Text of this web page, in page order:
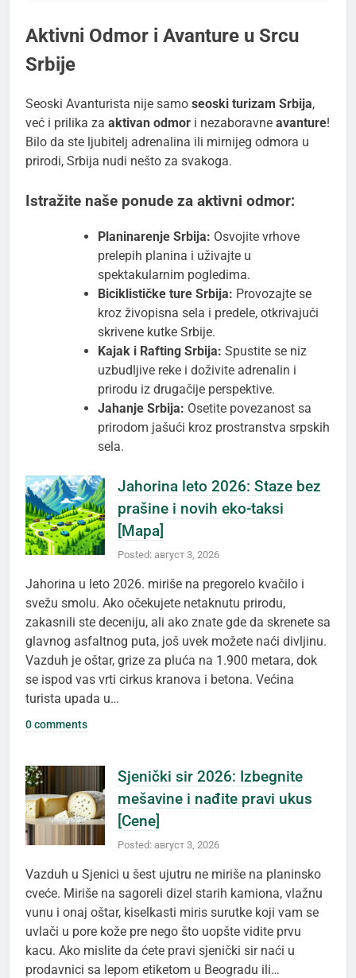
Aktivni Odmor i Avanture u Srcu
Srbije
Seoski Avanturista nije samo seoski turizam Srbija,
već i prilika za aktivan odmor i nezaboravne avanture!
Bilo da ste ljubitelj adrenalina ili mirnijeg odmora u
prirodi, Srbija nudi nešto za svakoga.
Istražite naše ponude za aktivni odmor:
Planinarenje Srbija: Osvojite vrhove
prelepih planina i uživajte u
spektakularnim pogledima.
Biciklističke ture Srbija: Provozajte se
kroz živopisna sela i predele, otkrivajući
skrivene kutke Srbije.
Kajak i Rafting Srbija: Spustite se niz
uzbudljive reke i doživite adrenalin i
prirodu iz drugačije perspektive.
Jahanje Srbija: Osetite povezanost sa
prirodom jašući kroz prostranstva srpskih
sela.
Jahorina leto 2026: Staze bez
prašine i novih eko-taksi
[Mapa]
Posted: август 3, 2026
Jahorina u leto 2026. miriše na pregorelo kvačilo i
svežu smolu. Ako očekujete netaknutu prirodu,
zakasnili ste deceniju, ali ako znate gde da skrenete sa
glavnog asfaltnog puta, još uvek možete naći divljinu.
Vazduh je oštar, grize za pluća na 1.900 metara, dok
se ispod vas vrti cirkus kranova i betona. Većina
turista upada u…
0 comments
Sjenički sir 2026: Izbegnite
mešavine i nađite pravi ukus
[Cene]
Posted: август 3, 2026
Vazduh u Sjenici u šest ujutru ne miriše na planinsko
cveće. Miriše na sagoreli dizel starih kamiona, vlažnu
vunu i onaj oštar, kiselkasti miris surutke koji vam se
uvlači u pore kože pre nego što uopšte vidite prvu
kacu. Ako mislite da ćete pravi sjenički sir naći u
prodavnici sa lepom etiketom u Beogradu ili…